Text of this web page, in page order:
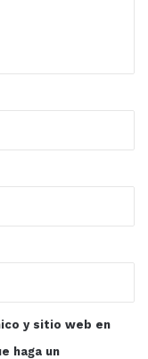
y sitio web en
haga un